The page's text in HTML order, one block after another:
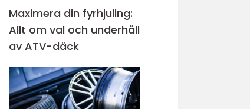
Maximera din fyrhjuling:
Allt om val och underhåll
av ATV-däck